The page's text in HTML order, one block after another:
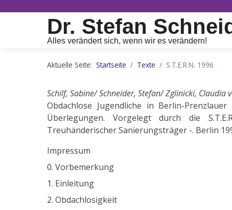
Dr. Stefan
Alles verändert sich, wenn wir es verändern!
Aktuelle Seite: Startseite Texte S.T.E.R.N. 1996
Schilf, Sabine/ Schneider, Stefan/ Zglinicki, Claudia
Obdachlose Jugendliche in Berlin-
Überlegungen. Vorgelegt durch die
Treuhänderischer Sanierungsträger -. Berlin
Impressum
0. Vorbemerkung
1. Einleitung
2. Obdachlosigkeit